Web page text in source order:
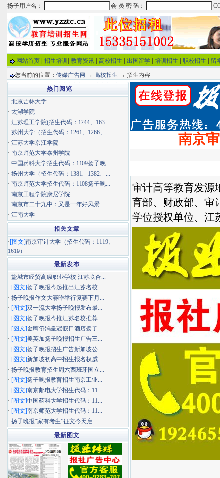
网站首页 招生培训 教育资讯 高校招生 出国留学 培训招生 职校招生 留
您当前的位置： 传媒广告网 → 高校招生 → 招生内容
南京
审计高等教育发源
育部、财政部、审
学位授权单位、江
热门阅览
· 北京吉林大学
· 太湖学院
· 江苏理工学院(招生代码：1244、163...
· 苏州大学（招生代码：1261、1266、...
· 江苏大学京江学院
· 南京师范大学泰州学院
· 中国药科大学招生代码：1109扬子晚...
· 扬州大学（招生代码：1381、1382、...
· 南京师范大学招生代码：1108扬子晚...
· 南京工程学院康尼学院
· 南京市二十九中：又是一年好风景
· 江南大学
相关文章
·[图文]南京审计大学（招生代码：1119、
1619）
最新发布
· 盐城市经贸高级职业学校 江苏联合...
· [图文]扬子晚报今起推出江苏名校...
· 扬子晚报作文大赛昨举行复赛下月...
· [图文]双一流大学扬子晚报发布最...
· [图文]扬子晚报今推江苏名校推荐...
· [图文]金鹰侨鸿皇冠假日酒店扬子...
· [图文]美英加扬子晚报招生广告三...
· [图文]扬子晚报招生广告新加坡公...
· [图文]新加坡初高中招生报名权威...
· 扬子晚报教育招生周六西班牙国立...
· [图文]扬子晚报教育招生南京工业...
· [图文]南京邮电大学招生代码：11...
· [图文]中国药科大学招生代码：11...
· [图文]南京师范大学招生代码：11...
· 扬子晚报“家有考生”征文今天启...
最新图文